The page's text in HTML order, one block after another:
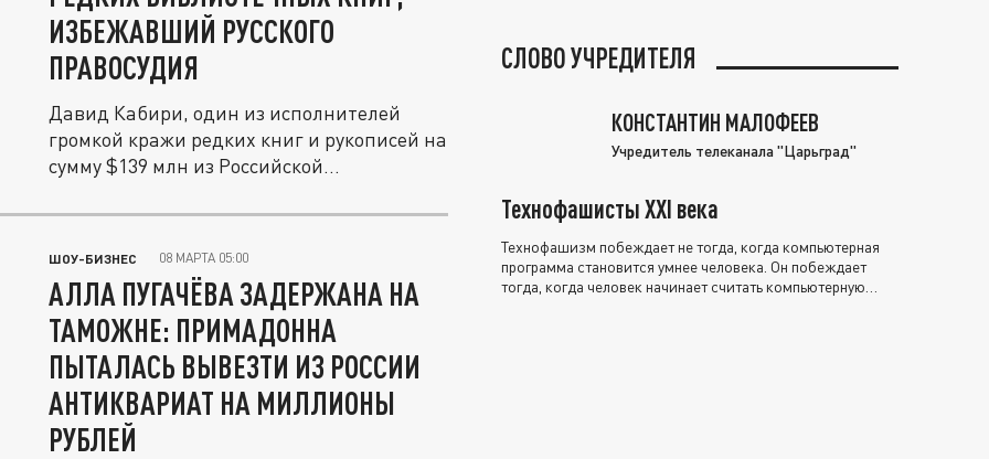
ИЗБЕЖАВШИЙ РУССКОГО
ПРАВОСУДИЯ
Давид Кабири, один из исполнителей
громкой кражи редких книг и рукописей на
сумму $139 млн из Российской...
ШОУ-БИЗНЕС 08 МАРТА 05:00
АЛЛА ПУГАЧЁВА ЗАДЕРЖАНА НА
ТАМОЖНЕ: ПРИМАДОННА
ПЫТАЛАСЬ ВЫВЕЗТИ ИЗ РОССИИ
АНТИКВАРИАТ НА МИЛЛИОНЫ
РУБЛЕЙ
СЛОВО УЧРЕДИТЕЛЯ
КОНСТАНТИН МАЛОФЕЕВ
Учредитель телеканала "Царьград"
Технофашисты XXI века
Технофашизм побеждает не тогда, когда компьютерная
программа становится умнее человека. Он побеждает
тогда, когда человек начинает считать компьютерную